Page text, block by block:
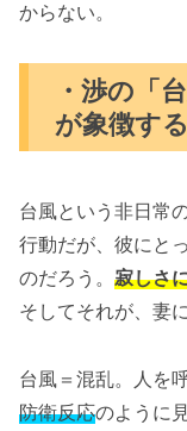
からない。
・渉の「
が象徴す
台風という非日常
行動だが、彼にと
のだろう。 寂しさ
そしてそれが、妻
台風＝混乱。人を
防衛反応のように